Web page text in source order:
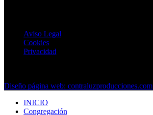
Aviso Legal
Cookies
Privacidad
Diseño página web: contraluzproducciones.com
INICIO
Congregación